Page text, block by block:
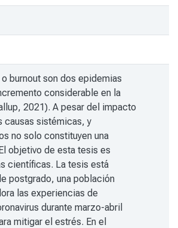
burnout son dos epidemias
considerable en la
2021). A pesar del impacto
causas sistémicas, y
no solo constituyen una
objetivo de esta tesis es
científicas. La tesis está
postgrado, una población
las experiencias de
durante marzo-abril
mitigar el estrés. En el